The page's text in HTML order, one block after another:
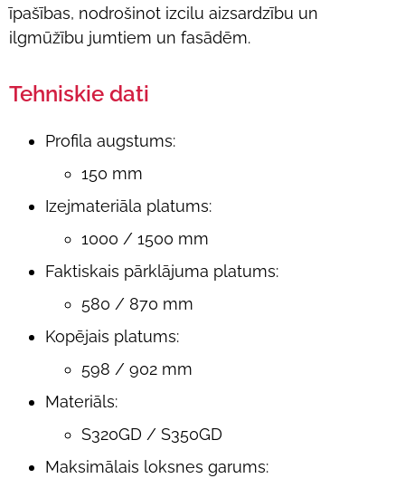
īpašības, nodrošinot izcilu aizsardzību un
ilgmūžību jumtiem un fasādēm.
Tehniskie dati
Profila augstums:
150 mm
Izejmateriāla platums:
1000 / 1500 mm
Faktiskais pārklājuma platums:
580 / 870 mm
Kopējais platums:
598 / 902 mm
Materiāls:
S320GD / S350GD
Maksimālais loksnes garums: